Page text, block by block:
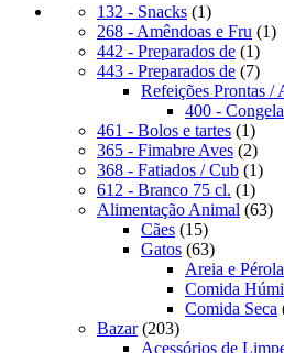
132 - Snacks 11
produto
268 - Amêndoas e Fru 11
442 - Preparados de 11
443 - Preparados de 77
Refeições Prontas /
400 -
461 - Bolos e tartes 11
365 - Fimabre Aves 22
368 - Fatiados / Cub 11
612 - Branco 75 cl. 11
Alimentação Animal 6363
Cães 1515
produtos
Gatos 6363
produtos
Areia e
Comida
Comida Seca
Bazar 203203
produtos
Acessórios de